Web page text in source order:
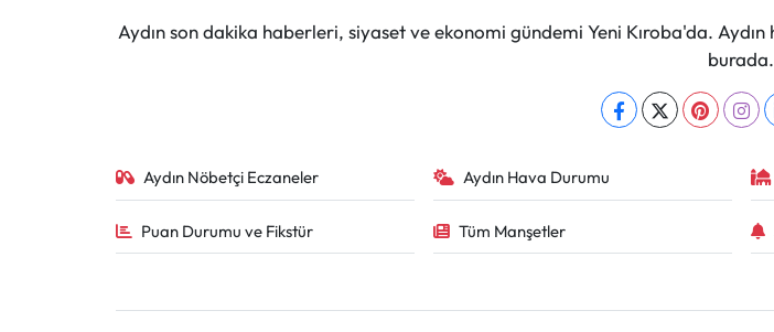
Aydın son dakika haberleri, siyaset ve ekonomi gündemi Yeni Kıroba'da.
burada.
Aydın Nöbetçi Eczaneler Aydın Hava Durumu
Puan Durumu ve Fikstür Tüm Manşetler